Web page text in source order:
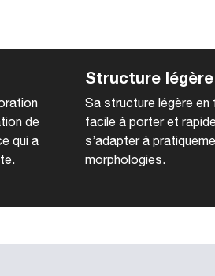
de
qui a
Structure légère
Sa structure légère
facile à porter et
s’adapter à
morphologies.